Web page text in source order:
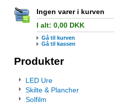
Ingen varer i kurven
I alt: 0,00 DKK
Gå til kurven
Gå til kassen
Produkter
LED Ure
Skilte & Plancher
Solfilm